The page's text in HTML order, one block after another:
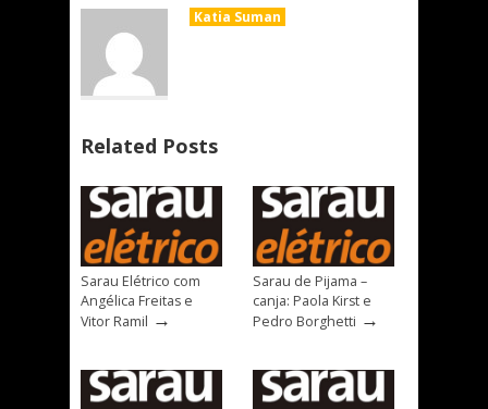
Katia Suman
Related Posts
Sarau Elétrico com
Angélica Freitas e
Vitor Ramil →
Sarau de Pijama –
canja: Paola Kirst e
Pedro Borghetti →